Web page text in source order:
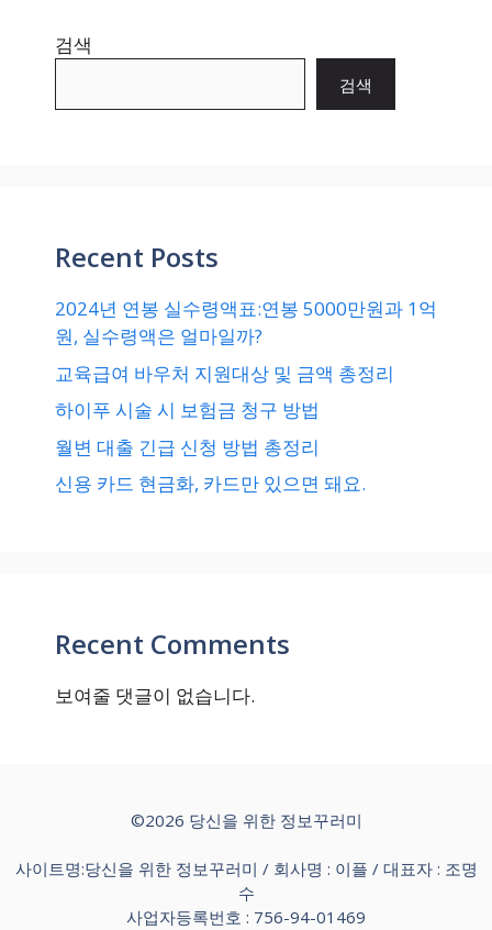
검색
검색
Recent Posts
2024년 연봉 실수령액표:연봉 5000만원과 1억
원, 실수령액은 얼마일까?
교육급여 바우처 지원대상 및 금액 총정리
하이푸 시술 시 보험금 청구 방법
월변 대출 긴급 신청 방법 총정리
신용 카드 현금화, 카드만 있으면 돼요.
Recent Comments
보여줄 댓글이 없습니다.
©2026 당신을 위한 정보꾸러미
사이트명:당신을 위한 정보꾸러미 / 회사명 : 이플 / 대표자 : 조명
수
사업자등록번호 : 756-94-01469